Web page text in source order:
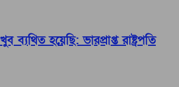
ব্যথিত হয়েছি: ভারপ্রাপ্ত রাষ্ট্রপতি